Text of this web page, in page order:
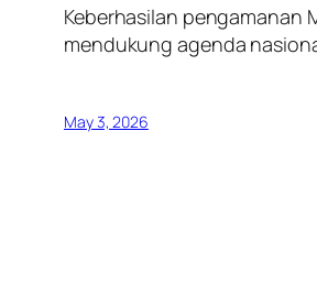
Keberhasilan pengamanan
mendukung agenda
May 3, 2026